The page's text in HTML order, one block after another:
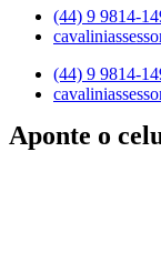
(44) 9 9814-
(44) 9 9814-
Aponte o